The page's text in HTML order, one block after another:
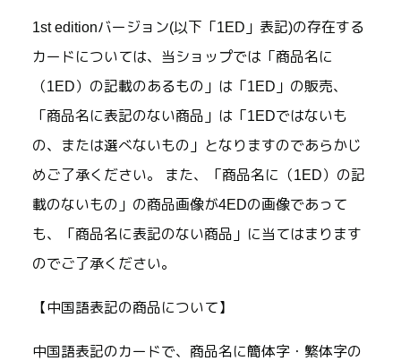
1st editionバージョン(以下「1ED」表記)の存在する
カードについては、当ショップでは「商品名に
（1ED）の記載のあるもの」は「1ED」の販売、
「商品名に表記のない商品」は「1EDではないも
の、または選べないもの」となりますのであらかじ
めご了承ください。 また、「商品名に（1ED）の記
載のないもの」の商品画像が4EDの画像であって
も、「商品名に表記のない商品」に当てはまります
のでご了承ください。
【中国語表記の商品について】
中国語表記のカードで、商品名に簡体字・繁体字の